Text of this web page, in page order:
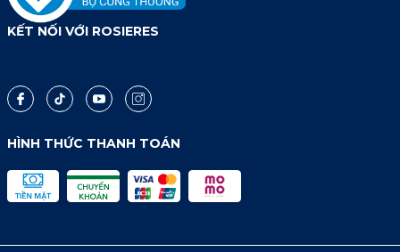
KẾT NỐI VỚI ROSIERES
HÌNH THỨC THANH TOÁN